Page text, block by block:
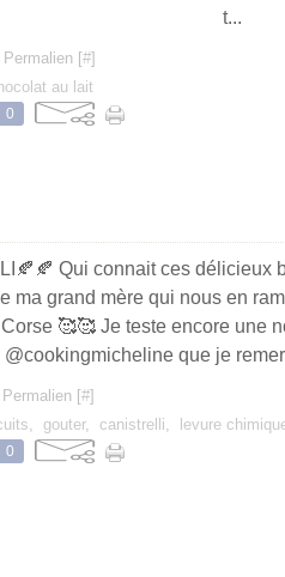
t...
Permalien [#]
au lait
0
Qui connait ces délicieux
ma grand mère qui nous en
🥰🥰 Je teste encore une
que je
[#]
, gouter, canistrelli, levure
0